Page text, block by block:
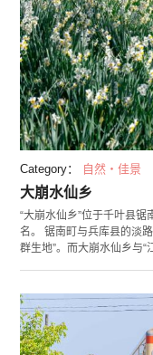
Category： 自然・佳景
大崩水仙乡
“大崩水仙乡”位于千叶县
名。 锯南町与兵库县的淡
群生地”。而大崩水仙乡与
1月除实施水仙的点灯活动
中旬至1月中旬的花季，都
服务”。让人足不出户，在